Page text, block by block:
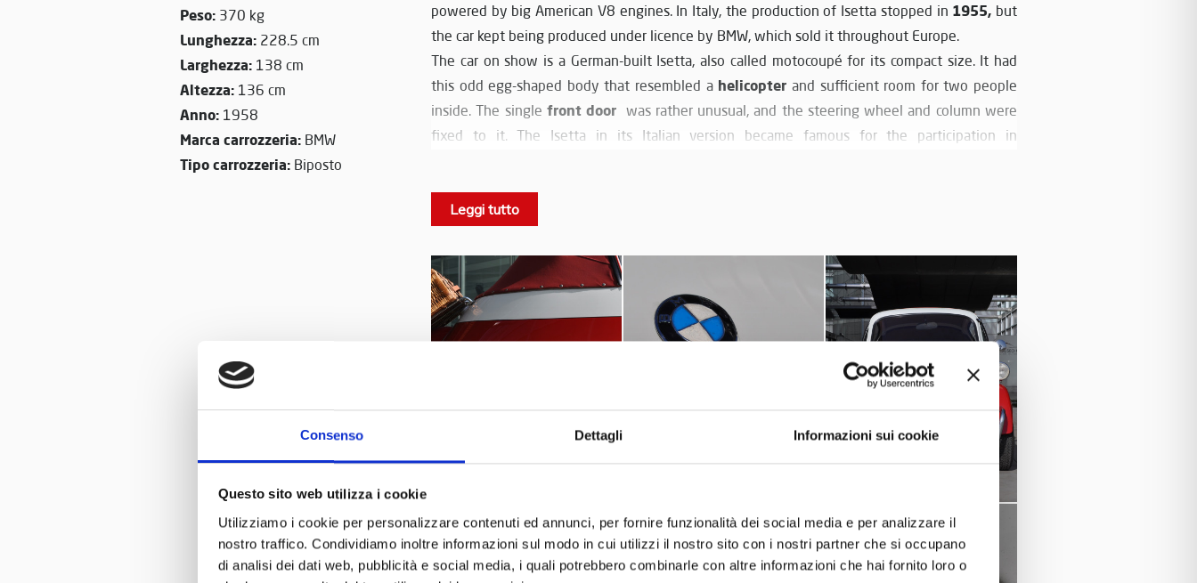
Consenso Dettagli Informazioni sui cookie
Questo sito web utilizza i cookie
Utilizziamo i cookie per personalizzare contenuti ed annunci, per fornire funzionalità dei social media e per analizzare il
nostro traffico. Condividiamo inoltre informazioni sul modo in cui utilizzi il nostro sito con i nostri partner che si occupano
di analisi dei dati web, pubblicità e social media, i quali potrebbero combinarle con altre informazioni che hai fornito loro o
Peso: 370 kg
Lunghezza: 228.5 cm
Larghezza: 138 cm
Altezza: 136 cm
Anno: 1958
Marca carrozzeria: BMW
Tipo carrozzeria: Biposto
powered by big American V8 engines. In Italy, the production of Isetta stopped in 1955, but
the car kept being produced under licence by BMW, which sold it throughout Europe.
The car on show is a German-built Isetta, also called motocoupé for its compact size. It had
this odd egg-shaped body that resembled a helicopter and sufficient room for two people
inside. The single front door was rather unusual, and the steering wheel and column were
fixed to it. The Isetta in its Italian version became famous for the participation in
2018,Video Gianni Morandi
2019,
Tezenis Fashion Show
2019,Mostra 100 MITI
2019,
Automotive Dealer Day, DAS.
Leggi tutto